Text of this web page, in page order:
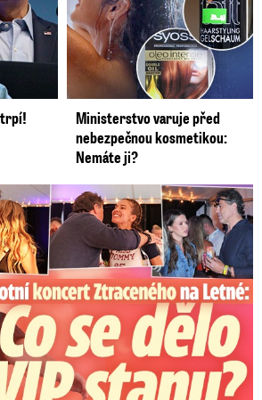
Ministerstvo varuje před
nebezpečnou kosmetikou:
Nemáte ji?
Letné: Jágr přišel s Dominikou, ale...